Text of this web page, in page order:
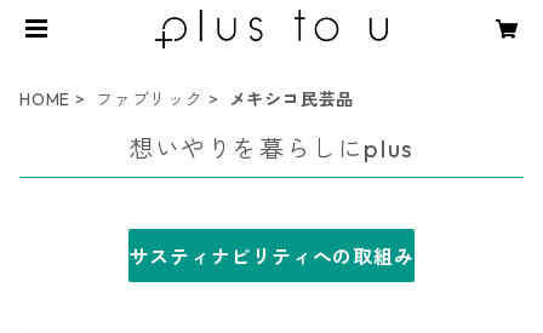
HOME ファブリック メキシコ民芸品
想いやりを暮らしにplus
サスティナビリティへの取組み